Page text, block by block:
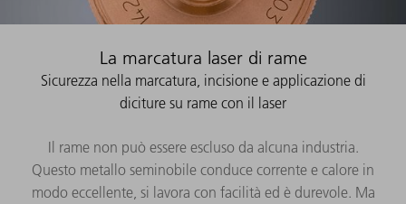
La marcatura laser di rame
Sicurezza nella marcatura, incisione e applicazione di
diciture su rame con il laser
Il rame non può essere escluso da alcuna industria.
Questo metallo seminobile conduce corrente e calore in
modo eccellente, si lavora con facilità ed è durevole. Ma